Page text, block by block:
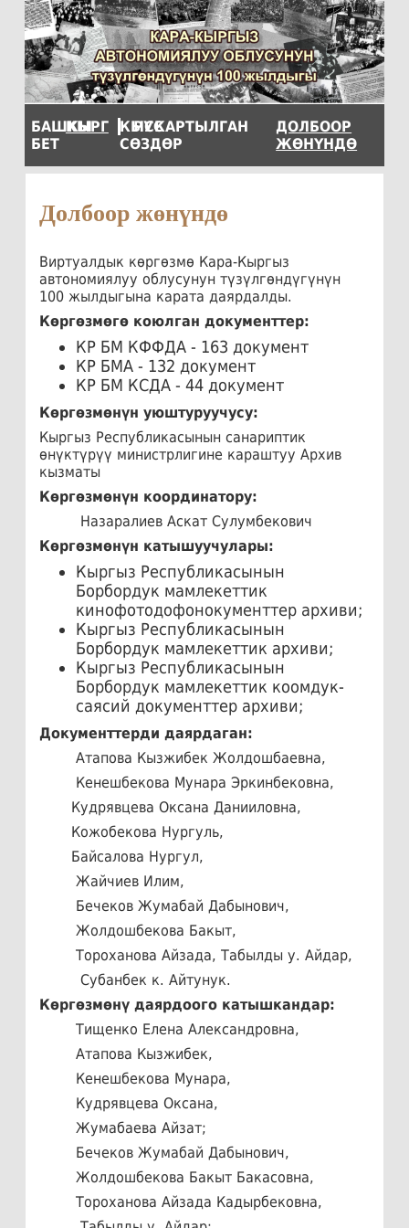
КЫРГ РУС
БАШКЫ
БЕТ
КЫСКАРТЫЛГАН
СӨЗДӨР
ДОЛБООР
ЖӨНҮНДӨ
Долбоор жөнүндө
Виртуалдык көргөзмө Кара-Кыргыз
автономиялуу облусунун түзүлгөндүгүнүн
100 жылдыгына карата даярдалды.
Көргөзмөгө коюлган документтер:
КР БМ КФФДА - 163 документ
КР БМА - 132 документ
КР БМ КСДА - 44 документ
Көргөзмөнүн уюштуруучусу:
Кыргыз Республикасынын санариптик
өнүктүрүү министрлигине караштуу Архив
кызматы
Көргөзмөнүн координатору:
Назаралиев Аскат Сулумбекович
Көргөзмөнүн катышуучулары:
Кыргыз Республикасынын
Борбордук мамлекеттик
кинофотодофонокументтер архиви;
Кыргыз Республикасынын
Борбордук мамлекеттик архиви;
Кыргыз Республикасынын
Борбордук мамлекеттик коомдук-
саясий документтер архиви;
Документтерди даярдаган:
Атапова Кызжибек Жолдошбаевна,
Кенешбекова Мунара Эркинбековна,
Кудрявцева Оксана Данииловна,
Кожобекова Нургуль,
Байсалова Нургул,
Жайчиев Илим,
Бечеков Жумабай Дабынович,
Жолдошбекова Бакыт,
Тороханова Айзада, Табылды у. Айдар,
Субанбек к. Айтунук.
Көргөзмөнү даярдоого катышкандар:
Тищенко Елена Александровна,
Атапова Кызжибек,
Кенешбекова Мунара,
Кудрявцева Оксана,
Жумабаева Айзат;
Бечеков Жумабай Дабынович,
Жолдошбекова Бакыт Бакасовна,
Тороханова Айзада Кадырбековна,